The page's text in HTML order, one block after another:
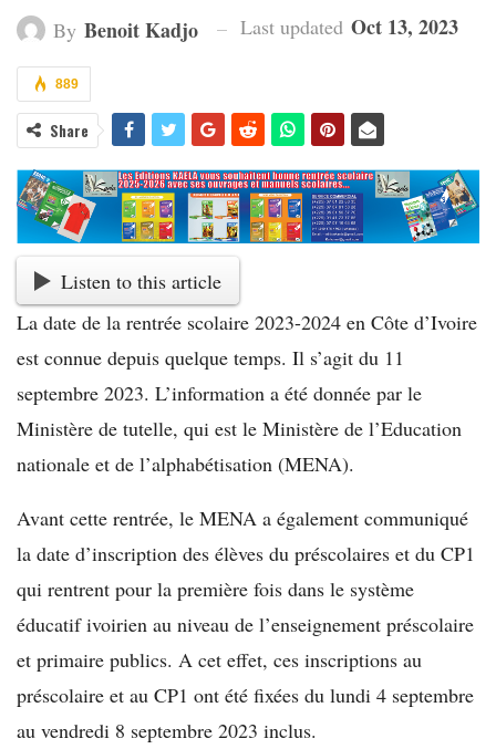
By Benoit Kadjo Last updated Oct 13, 2023
889
Share
Listen to this article
La date de la rentrée scolaire 2023-2024 en Côte d’Ivoire
est connue depuis quelque temps. Il s’agit du 11
septembre 2023. L’information a été donnée par le
Ministère de tutelle, qui est le Ministère de l’Education
nationale et de l’alphabétisation (MENA).
Avant cette rentrée, le MENA a également communiqué
la date d’inscription des élèves du préscolaires et du CP1
qui rentrent pour la première fois dans le système
éducatif ivoirien au niveau de l’enseignement préscolaire
et primaire publics. A cet effet, ces inscriptions au
préscolaire et au CP1 ont été fixées du lundi 4 septembre
au vendredi 8 septembre 2023 inclus.